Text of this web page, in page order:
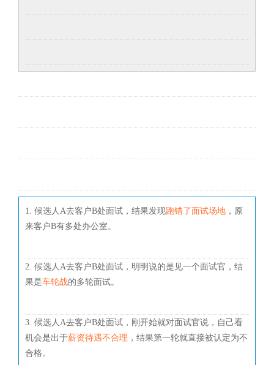
1. 候选人A去客户B处面试，结果发现跑错了面试场地 ，原
来客户B有多处办公室。
2. 候选人A去客户B处面试，明明说的是见一个面试官，结
果是车轮战的多轮面试。
3. 候选人A去客户B处面试，刚开始就对面试官说，自己看
机会是出于薪资待遇不合理 ，结果第一轮就直接被认定为不
合格。